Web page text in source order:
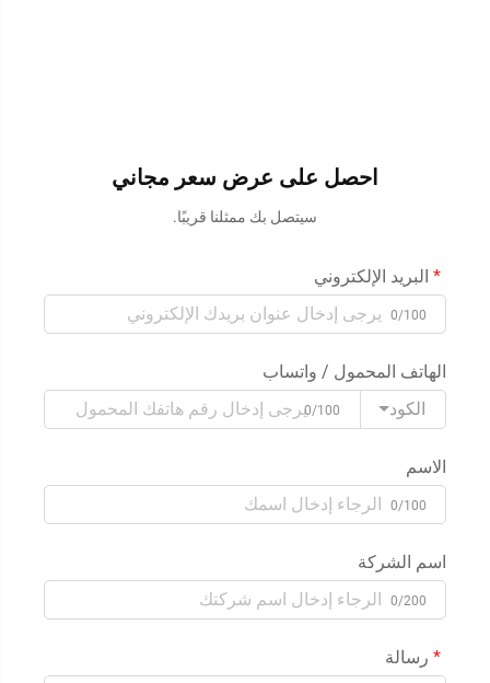
احصل على عرض سعر مجاني
سيتصل بك ممثلنا قريبًا.
البريد الإلكتروني
0/100
الهاتف المحمول / واتساب
الكود
0/100
الاسم
0/100
اسم الشركة
0/200
رسالة